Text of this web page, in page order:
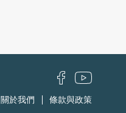
關於我們
條款與政策